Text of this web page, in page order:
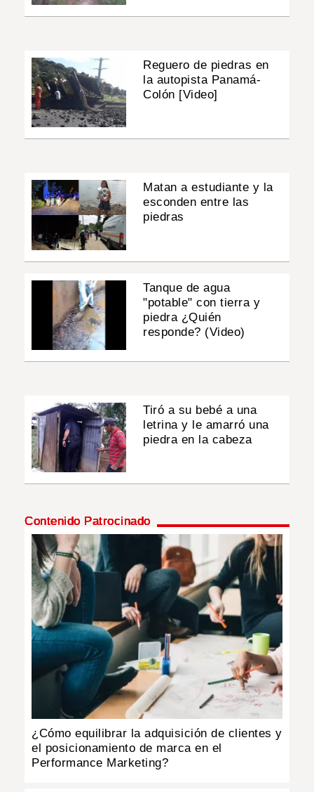
Reguero de piedras en
la autopista Panamá-
Colón [Video]
Matan a estudiante y la
esconden entre las
piedras
Tanque de agua
"potable" con tierra y
piedra ¿Quién
responde? (Video)
Tiró a su bebé a una
letrina y le amarró una
piedra en la cabeza
Contenido Patrocinado
¿Cómo equilibrar la adquisición de clientes y
el posicionamiento de marca en el
Performance Marketing?